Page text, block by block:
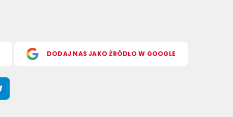
DODAJ NAS JAKO ŹRÓDŁO W GOOGLE